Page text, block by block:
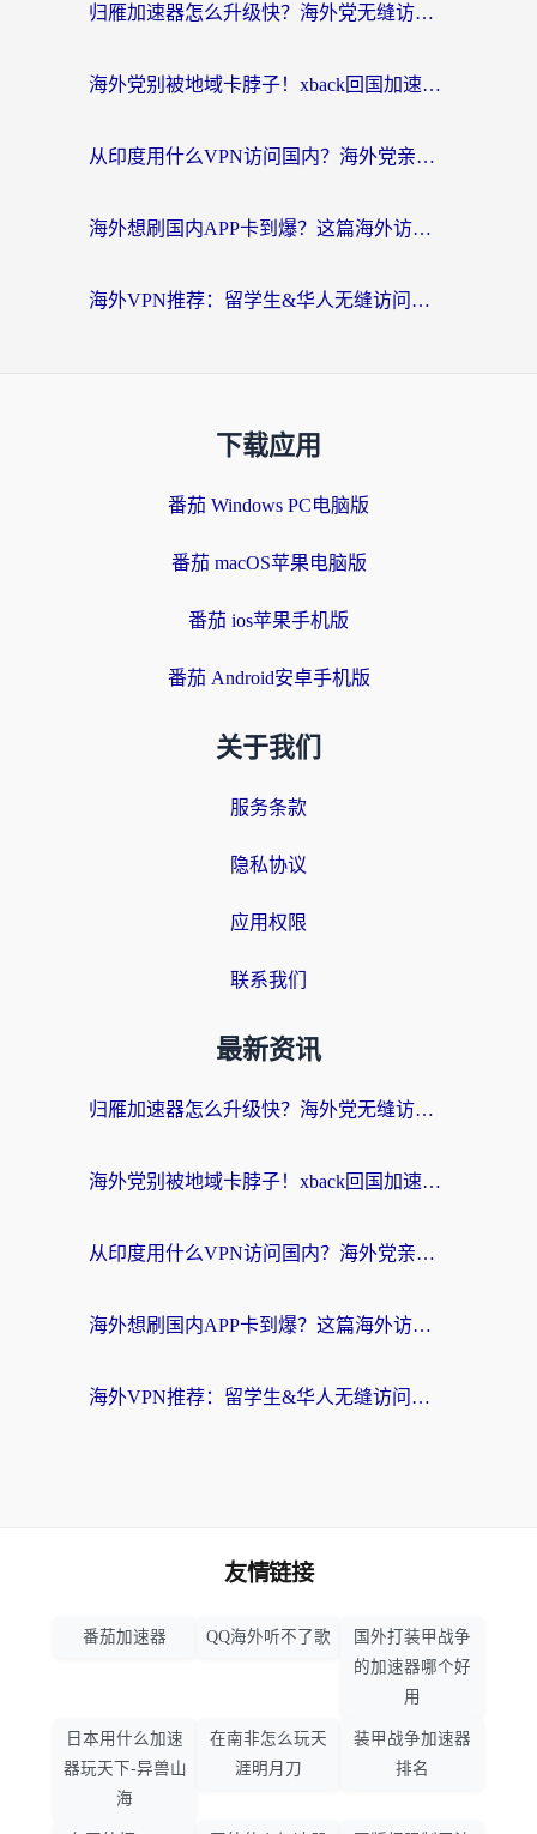
归雁加速器怎么升级快？海外党无缝访问国内资源的全攻略（附免费VPN推荐Dcard热门款）
海外党别被地域卡脖子！xback回国加速器选择全攻略，轻松刷剧玩国服
从印度用什么VPN访问国内？海外党亲测的无缝回国上网指南
海外想刷国内APP卡到爆？这篇海外访问国内服务器加速指南帮你解决所有问题
海外VPN推荐：留学生&华人无缝访问国内资源的避坑指南
下载应用
番茄 Windows PC电脑版
番茄 macOS苹果电脑版
番茄 ios苹果手机版
番茄 Android安卓手机版
关于我们
服务条款
隐私协议
应用权限
联系我们
最新资讯
归雁加速器怎么升级快？海外党无缝访问国内资源的全攻略（附免费VPN推荐Dcard热门款）
海外党别被地域卡脖子！xback回国加速器选择全攻略，轻松刷剧玩国服
从印度用什么VPN访问国内？海外党亲测的无缝回国上网指南
海外想刷国内APP卡到爆？这篇海外访问国内服务器加速指南帮你解决所有问题
海外VPN推荐：留学生&华人无缝访问国内资源的避坑指南
友情链接
番茄加速器 QQ海外听不了歌
国外打装甲战争
的加速器哪个好
用
日本用什么加速
器玩天下-异兽山
海
在南非怎么玩天
涯明月刀
装甲战争加速器
排名